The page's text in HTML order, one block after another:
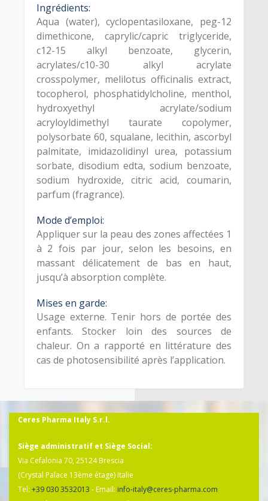
Ingrédients:
Aqua (water), cyclopentasiloxane, peg-12
dimethicone, caprylic/capric triglyceride,
c12-15 alkyl benzoate, glycerin,
acrylates/c10-30 alkyl acrylate
crosspolymer, melilotus officinalis extract,
tocopherol, phosphatidylcholine, menthol,
hydroxyethyl acrylate/sodium
acryloyldimethyl taurate copolymer,
polysorbate 60, squalane, lecithin, ascorbyl
palmitate, imidazolidinyl urea, potassium
sorbate, disodium edta, sodium benzoate,
sodium hydroxide, citric acid, coumarin,
parfum (fragrance).
Mode d’emploi:
Appliquer sur la peau des zones affectées 1
à 2 fois par jour, selon les besoins, en
massant délicatement de bas en haut,
jusqu’à absorption complète.
Mises en garde:
Usage externe. Tenir hors de portée des
enfants. Stocker loin des sources de
chaleur. On a rapporté en littérature des
cas de photosensibilité après l’application.
Ceres Pharma Italy S.r.l.
Siège administratif et Siège Social:
Via Cefalonia 70, 25124 Brescia
(Crystal Palace 13ème étage) Italie
Tel: +39 030 3532013 - Email: info-italy@ceres-pharma.com